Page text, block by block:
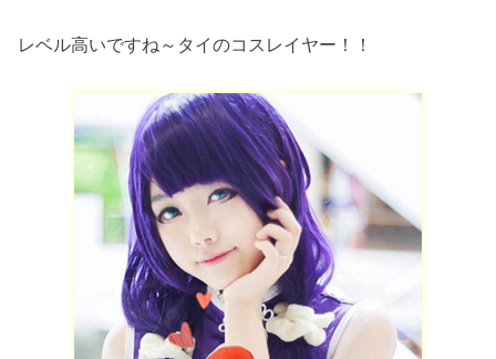
レベル高いですね～タイのコスレイヤー！！